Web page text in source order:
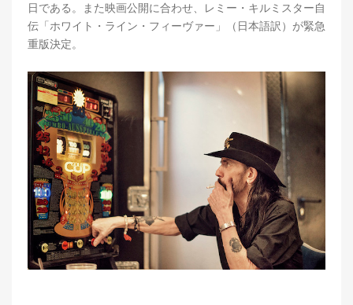
日である。また映画公開に合わせ、レミー・キルミスター自
伝「ホワイト・ライン・フィーヴァー」（日本語訳）が緊急
重版決定。